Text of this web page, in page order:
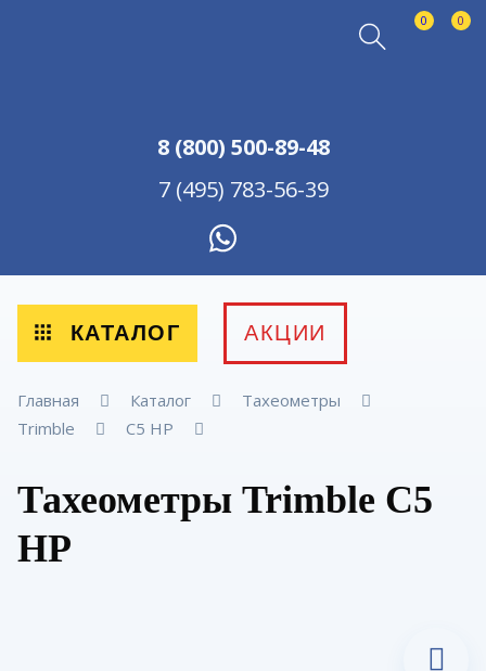
8 (800) 500-89-48
7 (495) 783-56-39
0 0
КАТАЛОГ АКЦИИ
Главная Каталог
Тахеометры
Trimble
С5 НР
Тахеометры Trimble С5
НР